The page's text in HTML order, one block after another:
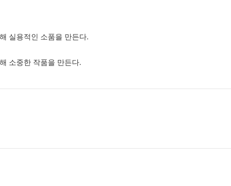
실용적인 소품을 만든다.
소중한 작품을 만든다.